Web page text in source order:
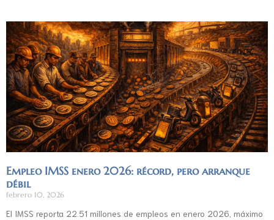
Empleo IMSS enero 2026: récord, pero arranque
débil
febrero 10, 2026
El IMSS reporta 22.51 millones de empleos en enero 2026, máximo